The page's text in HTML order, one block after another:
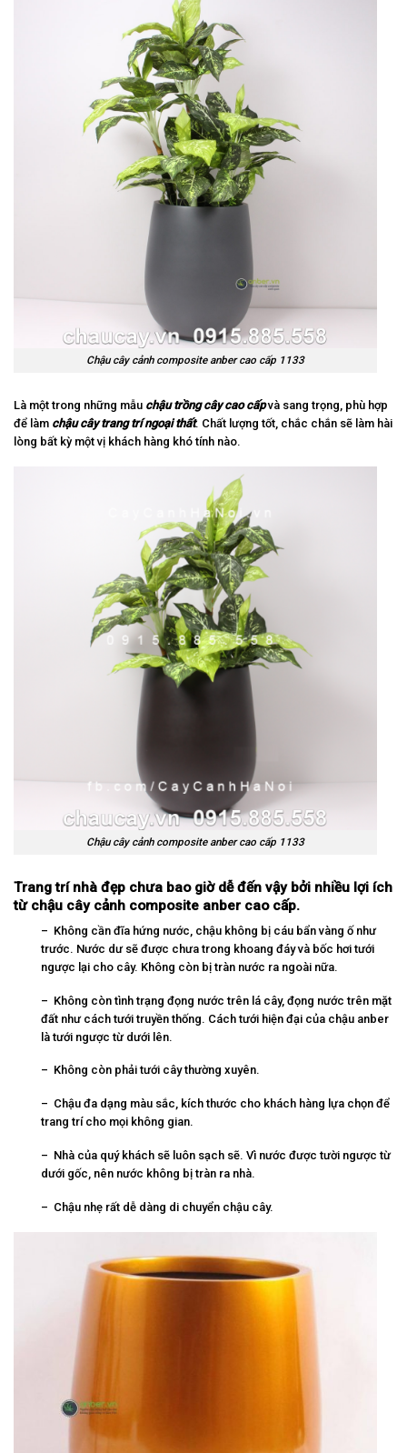
Chậu cây cảnh composite anber cao cấp 1133
Là một trong những mẫu chậu trồng cây cao cấpvà sang trọng, phù hợp
để làm chậu cây trang trí ngoại thất. Chất lượng tốt, chắc chắn sẽ làm hài
lòng bất kỳ một vị khách hàng khó tính nào.
Chậu cây cảnh composite anber cao cấp 1133
Trang trí nhà đẹp chưa bao giờ dễ đến vậy bởi nhiều lợi ích
từ chậu cây cảnh composite anber cao cấp.
– Không cần đĩa hứng nước, chậu không bị cáu bẩn vàng ố như
trước. Nước dư sẽ được chưa trong khoang đáy và bốc hơi tưới
ngược lại cho cây. Không còn bị tràn nước ra ngoài nữa.
– Không còn tình trạng đọng nước trên lá cây, đọng nước trên mặt
đất như cách tưới truyền thống. Cách tưới hiện đại của chậu anber
là tưới ngược từ dưới lên.
– Không còn phải tưới cây thường xuyên.
– Chậu đa dạng màu sắc, kích thước cho khách hàng lựa chọn để
trang trí cho mọi không gian.
– Nhà của quý khách sẽ luôn sạch sẽ. Vì nước được tười ngược từ
dưới gốc, nên nước không bị tràn ra nhà.
– Chậu nhẹ rất dễ dàng di chuyển chậu cây.